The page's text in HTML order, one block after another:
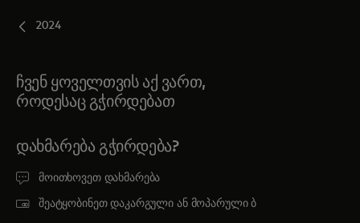
2024
ჩვენ ყოველთვის აქ ვართ,
როდესაც გჭირდებათ
ᲓᲐᲮᲛᲐᲠᲔᲑᲐ ᲒᲭᲘᲠᲓᲔᲑᲐ?
მოითხოვეთ დახმარება
შეატყობინეთ დაკარგული ან მოპარული ბ